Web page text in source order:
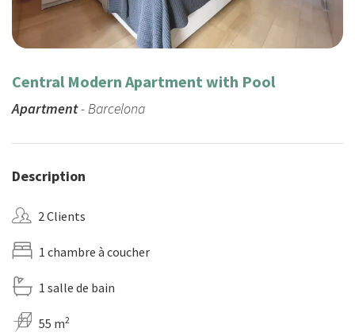
Central Modern Apartment with Pool
Apartment- Barcelona
Description
2 Clients
1 chambre à coucher
1 salle de bain
55 m2